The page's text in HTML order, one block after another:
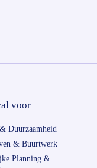
voor
Duurzaamheid
& Buurtwerk
Planning &